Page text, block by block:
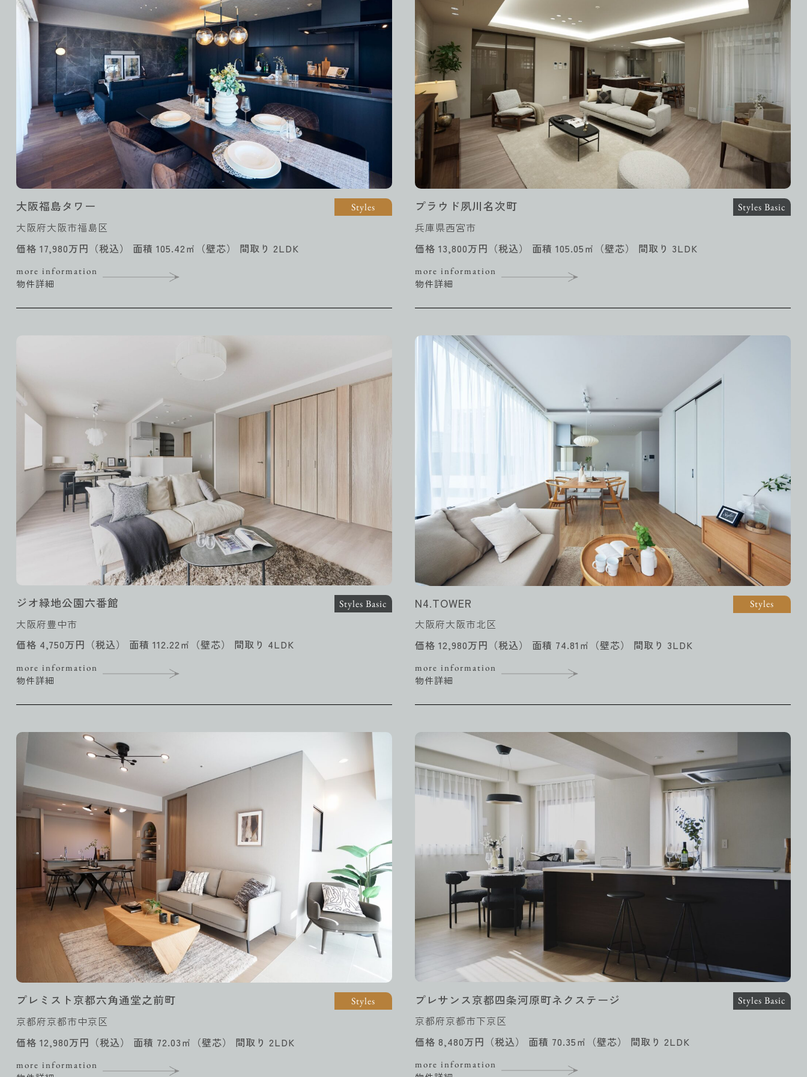
Styles
大阪福島タワー
大阪府大阪市福島区
価格 17,980万円（税込） 面積 105.42㎡（壁芯） 間取り 2LDK
more information
物件詳細
Styles Basic
プラウド夙川名次町
兵庫県西宮市
価格 13,800万円（税込） 面積 105.05㎡（壁芯） 間取り 3LDK
more information
物件詳細
Styles Basic
ジオ緑地公園六番館
大阪府豊中市
価格 4,750万円（税込） 面積 112.22㎡（壁芯） 間取り 4LDK
more information
物件詳細
Styles
N4.TOWER
大阪府大阪市北区
価格 12,980万円（税込） 面積 74.81㎡（壁芯） 間取り 3LDK
more information
物件詳細
Styles
プレミスト京都六角通堂之前町
京都府京都市中京区
価格 12,980万円（税込） 面積 72.03㎡（壁芯） 間取り 2LDK
more information
Styles Basic
プレサンス京都四条河原町ネクステージ
京都府京都市下京区
価格 8,480万円（税込） 面積 70.35㎡（壁芯） 間取り 2LDK
more information